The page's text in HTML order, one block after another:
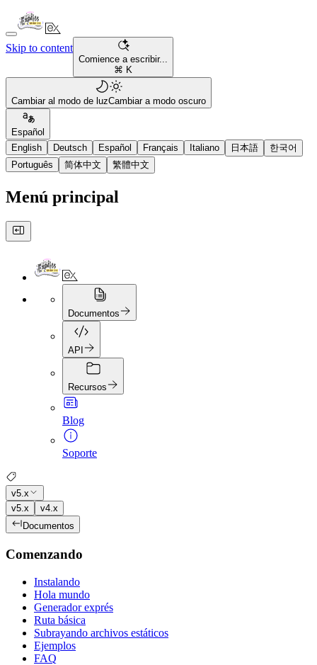
Skip to content
Comience a escribir...
⌘ K
Cambiar al modo de luzCambiar a modo oscuro
Español
English
Deutsch Español Français Italiano 日本語
한국어
Português
简体中文 繁體中文
Menú principal
Documentos
API
Recursos
Blog
Soporte
v5.x
v5.x
v4.x
Documentos
Comenzando
Instalando
Hola mundo
Generador exprés
Ruta básica
Subrayando archivos estáticos
Ejemplos
FAQ